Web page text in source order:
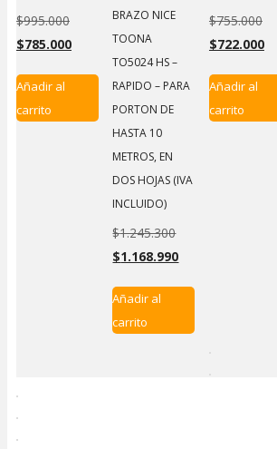
$995.000
precio
$995.000.
$785.000
$785.000.
Añadir al
carrito
BRAZO NICE
TOONA
TO5024 HS –
RAPIDO – PARA
PORTON DE
HASTA 10
METROS, EN
DOS HOJAS (IVA
INCLUIDO)
$1.245.300El
precio
$1.245.300.
$1.168.990
es:
Añadir al
carrito
$755.000El
$722.000El
Añadir al
carrito